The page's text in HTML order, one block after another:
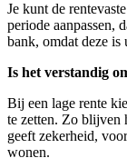
Je kunt de
periode aanpassen,
bank, omdat deze is
Is het verstandig
Bij een lage rente
te zetten. Zo blijven
geeft zekerheid,
wonen.